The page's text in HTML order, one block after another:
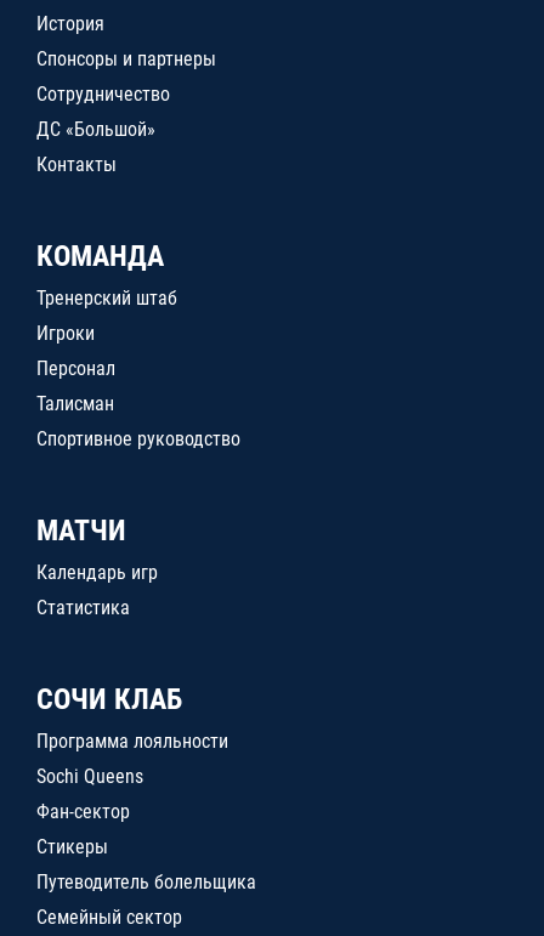
История
Спонсоры и партнеры
Сотрудничество
ДС «Большой»
Контакты
КОМАНДА
Тренерский штаб
Игроки
Персонал
Талисман
Спортивное руководство
МАТЧИ
Календарь игр
Статистика
СОЧИ КЛАБ
Программа лояльности
Sochi Queens
Фан-сектор
Стикеры
Путеводитель болельщика
Семейный сектор